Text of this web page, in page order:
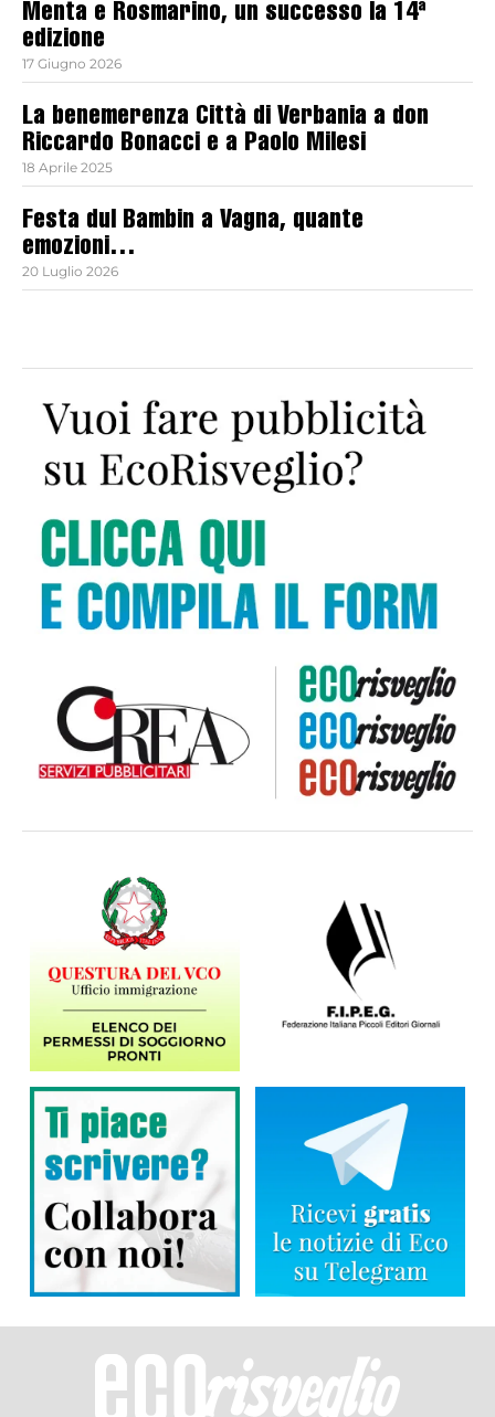
Menta e Rosmarino, un successo la 14ª
edizione
17 Giugno 2026
La benemerenza Città di Verbania a don
Riccardo Bonacci e a Paolo Milesi
18 Aprile 2025
Festa dul Bambin a Vagna, quante
emozioni…
20 Luglio 2026